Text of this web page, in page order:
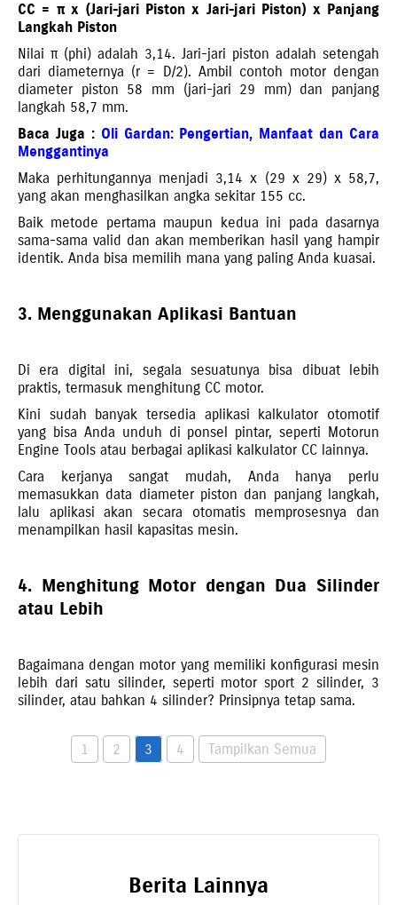
CC = π x (Jari-jari Piston x Jari-jari Piston) x Panjang
Langkah Piston
Nilai π (phi) adalah 3,14. Jari-jari piston adalah setengah
dari diameternya (r = D/2). Ambil contoh motor dengan
diameter piston 58 mm (jari-jari 29 mm) dan panjang
langkah 58,7 mm.
Baca Juga : Oli Gardan: Pengertian, Manfaat dan Cara
Menggantinya
Maka perhitungannya menjadi 3,14 x (29 x 29) x 58,7,
yang akan menghasilkan angka sekitar 155 cc.
Baik metode pertama maupun kedua ini pada dasarnya
sama-sama valid dan akan memberikan hasil yang hampir
identik. Anda bisa memilih mana yang paling Anda kuasai.
3. Menggunakan Aplikasi Bantuan
Di era digital ini, segala sesuatunya bisa dibuat lebih
praktis, termasuk menghitung CC motor.
Kini sudah banyak tersedia aplikasi kalkulator otomotif
yang bisa Anda unduh di ponsel pintar, seperti Motorun
Engine Tools atau berbagai aplikasi kalkulator CC lainnya.
Cara kerjanya sangat mudah, Anda hanya perlu
memasukkan data diameter piston dan panjang langkah,
lalu aplikasi akan secara otomatis memprosesnya dan
menampilkan hasil kapasitas mesin.
4. Menghitung Motor dengan Dua Silinder
atau Lebih
Bagaimana dengan motor yang memiliki konfigurasi mesin
lebih dari satu silinder, seperti motor sport 2 silinder, 3
silinder, atau bahkan 4 silinder? Prinsipnya tetap sama.
1 2 3 4 Tampilkan Semua
Berita Lainnya